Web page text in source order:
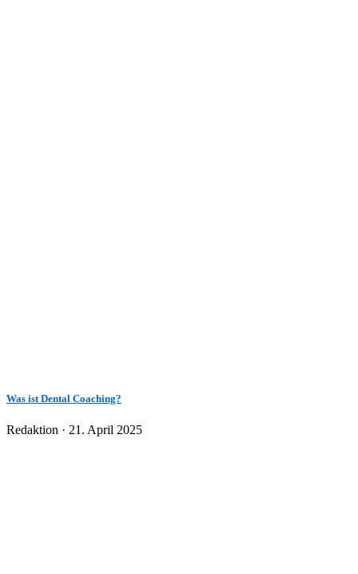
Was ist Dental Coaching?
Redaktion · Veröffentlicht
21. April 2025